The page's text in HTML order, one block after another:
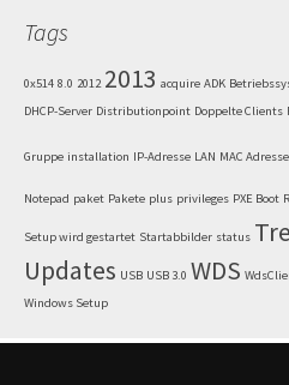
Tags
0x514 8.0 2012 2013 acquire ADK
DHCP-Server Distributionpoint Doppelte Clients
Gruppe installation IP-Adresse LAN MAC Adresse
Notepad paket Pakete plus privileges PXE Boot
Setup wird gestartet Startabbilder status
Updates USB USB 3.0 WDS
Windows Setup